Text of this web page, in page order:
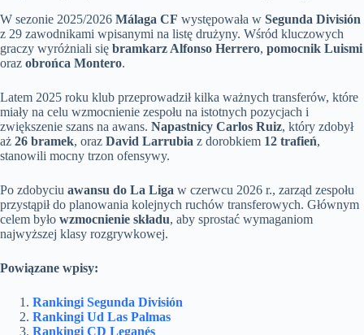
W sezonie 2025/2026 Málaga CF występowała w Segunda División
z 29 zawodnikami wpisanymi na listę drużyny. Wśród kluczowych
graczy wyróżniali się bramkarz Alfonso Herrero, pomocnik Luismi
oraz obrońca Montero.
Latem 2025 roku klub przeprowadził kilka ważnych transferów, które
miały na celu wzmocnienie zespołu na istotnych pozycjach i
zwiększenie szans na awans. Napastnicy Carlos Ruiz, który zdobył
aż 26 bramek, oraz David Larrubia z dorobkiem 12 trafień,
stanowili mocny trzon ofensywy.
Po zdobyciu awansu do La Liga w czerwcu 2026 r., zarząd zespołu
przystąpił do planowania kolejnych ruchów transferowych. Głównym
celem było wzmocnienie składu, aby sprostać wymaganiom
najwyższej klasy rozgrywkowej.
Powiązane wpisy:
Rankingi Segunda División
Rankingi Ud Las Palmas
Rankingi CD Leganés